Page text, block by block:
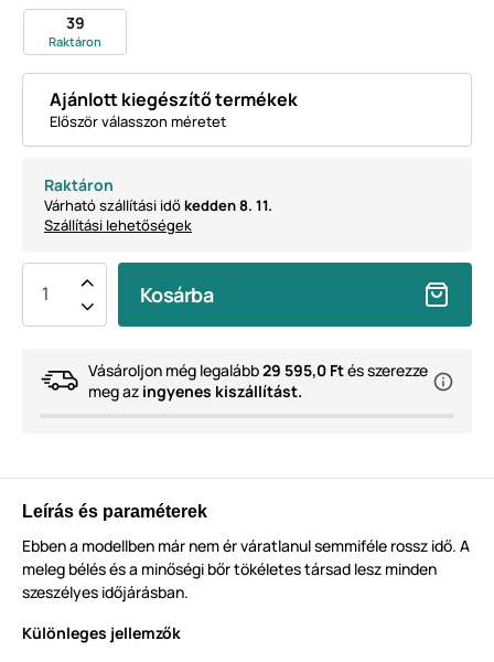
39
Raktáron
Ajánlott kiegészítő termékek
Először válasszon méretet
Raktáron
Várható szállítási időkedden 8. 11.
Szállítási lehetőségek
Kosárba
Vásároljon még legalább29 595,0 Ftés szerezze
meg az ingyenes kiszállítást.
Leírás és paraméterek
Ebben a modellben már nem ér váratlanul semmiféle rossz idő. A
meleg bélés és a minőségi bőr tökéletes társad lesz minden
szeszélyes időjárásban.
Különleges jellemzők